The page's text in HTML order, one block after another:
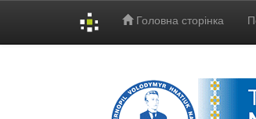
Головна сторінка